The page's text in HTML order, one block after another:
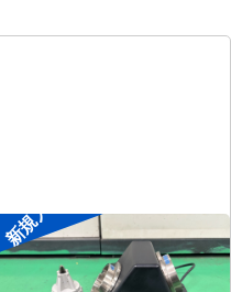
新規入荷
ドリル研削盤
メーカー ニシガキ